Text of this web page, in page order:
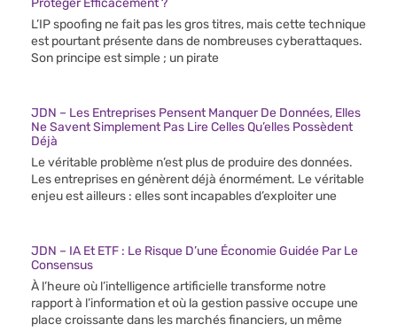
Protéger Efficacement ?
L’IP spoofing ne fait pas les gros titres, mais cette technique
est pourtant présente dans de nombreuses cyberattaques.
Son principe est simple ; un pirate
JDN – Les Entreprises Pensent Manquer De Données, Elles
Ne Savent Simplement Pas Lire Celles Qu’elles Possèdent
Déjà
Le véritable problème n’est plus de produire des données.
Les entreprises en génèrent déjà énormément. Le véritable
enjeu est ailleurs : elles sont incapables d’exploiter une
JDN – IA Et ETF : Le Risque D’une Économie Guidée Par Le
Consensus
À l’heure où l’intelligence artificielle transforme notre
rapport à l’information et où la gestion passive occupe une
place croissante dans les marchés financiers, un même